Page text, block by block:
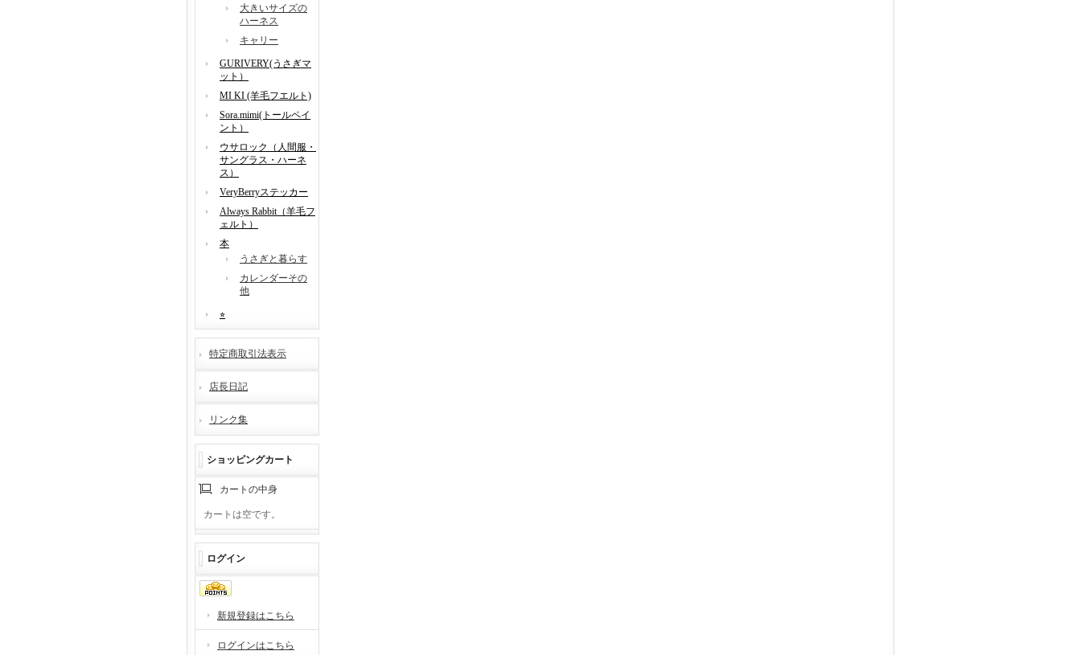
大きいサイズの
ハーネス
キャリー
GURIVERY(うさぎマ
ット）
MI KI (羊毛フエルト)
Sora.mimi(トールペイ
ント）
ウサロック（人間服・
サングラス・ハーネ
ス）
VeryBerryステッカー
Always Rabbit（羊毛フ
ェルト）
本
うさぎと暮らす
カレンダーその
他
⭐︎
特定商取引法表示
店長日記
リンク集
ショッピングカート
カートの中身
カートは空です。
ログイン
新規登録はこちら
ログインはこちら